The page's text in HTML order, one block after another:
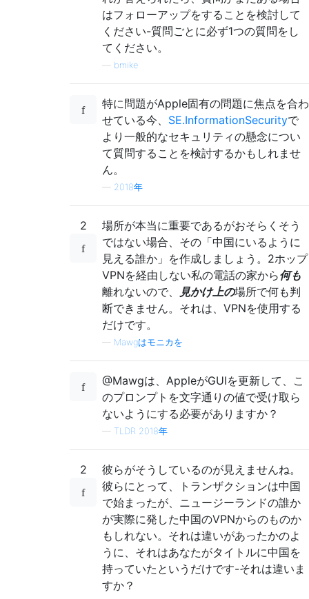
はフォローアップをすることを検討して
ください-質問ごとに必ず1つの質問をし
てください。
bmike
特に問題がApple固有の問題に焦点を合わ
せている今、 SE.InformationSecurityで
より一般的なセキュリティの懸念につい
て質問することを検討するかもしれませ
ん。
— 2018年
2
場所が本当に重要であるがおそらくそう
ではない場合、その「中国にいるように
見える誰か」を作成しましょう。2ホップ
VPNを経由しない私の電話の家から何も
離れないので、
見かけ上の場所で何も判
断できません。それは、VPNを使用する
だけです。
— Mawgはモニカを
@Mawgは、AppleがGUIを更新して、こ
のプロンプトを文字通りの値で受け取ら
ないようにする必要がありますか？
— TLDR 2018年
2
彼らがそうしているのが見えませんね。
彼らにとって、トランザクションは中国
で始まったが、ニュージーランドの誰か
が実際に発した中国のVPNからのものか
もしれない。それは違いがあったかのよ
うに、それはあなたがタイトルに中国を
持っていたというだけです-それは違いま
すか？